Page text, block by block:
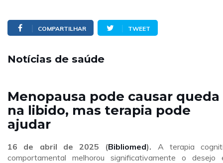
COMPARTILHAR TWEET
Notícias de saúde
Menopausa pode causar queda
na libido, mas terapia pode
ajudar
16 de abril de 2025 (Bibliomed). A terapia
comportamental melhorou significativamente o